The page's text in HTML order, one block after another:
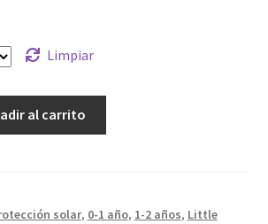
Limpiar
al carrito
solar, 0-1 año, 1-2 años, Little